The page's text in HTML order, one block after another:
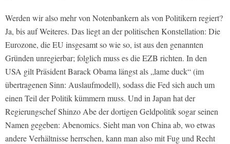
Werden wir also mehr von Notenbankern als von Politikern regiert?
Ja, bis auf Weiteres. Das liegt an der politischen Konstellation: Die
Eurozone, die EU insgesamt so wie so, ist aus den genannten
Gründen unregierbar; folglich muss es die EZB richten. In den
USA gilt Präsident Barack Obama längst als „lame duck“ (im
übertragenen Sinn: Auslaufmodell), sodass die Fed sich auch um
einen Teil der Politik kümmern muss. Und in Japan hat der
Regierungschef Shinzo Abe der dortigen Geldpolitik sogar seinen
Namen gegeben: Abenomics. Sieht man von China ab, wo etwas
andere Verhältnisse herrschen, kann man also mit Fug und Recht